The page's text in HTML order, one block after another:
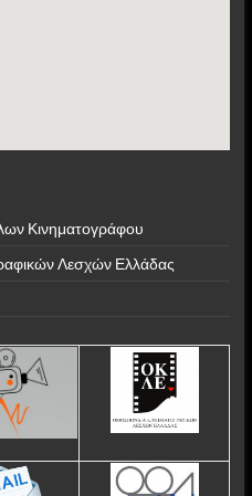
Κινηματογράφου
Λεσχών Ελλάδας